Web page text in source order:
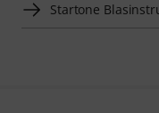
Startone